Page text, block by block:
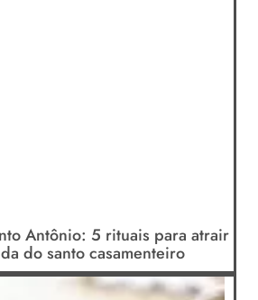
Antônio: 5 rituais para atrair
do santo casamenteiro